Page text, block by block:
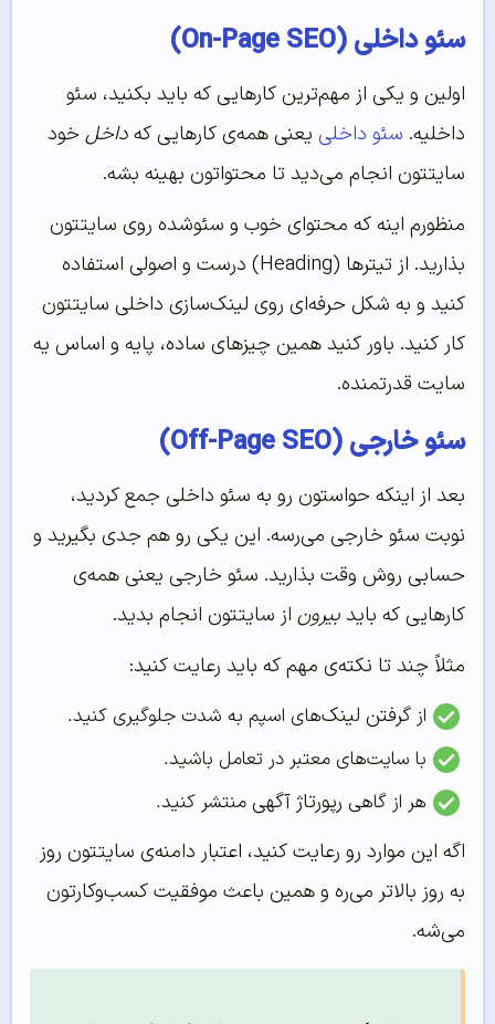
سئو داخلی (On-Page SEO)
اولین و یکی از مهم‌ترین کارهایی که باید بکنید، سئو
داخلیه. سئو داخلی یعنی همه‌ی کارهایی کهداخل خود
سایتتون انجام می‌دید تا محتواتون بهینه بشه.
منظورم اینه که محتوای خوب و سئوشده روی سایتتون
بذارید. از تیترها (Heading) درست و اصولی استفاده
کنید و به شکل حرفه‌ای روی لینک‌سازی داخلی سایتتون
کار کنید. باور کنید همین چیزهای ساده، پایه و اساس یه
سایت قدرتمنده.
سئو خارجی (Off-Page SEO)
بعد از اینکه حواستون رو به سئو داخلی جمع کردید،
نوبت سئو خارجی می‌رسه. این یکی رو هم جدی بگیرید و
حسابی روش وقت بذارید. سئو خارجی یعنی همه‌ی
کارهایی که بایدبیرون از سایتتون انجام بدید.
مثلاً چند تا نکته‌ی مهم که باید رعایت کنید:
ازگرفتن لینک‌های اسپم به شدت جلوگیری کنید.
با سایت‌های معتبر در تعامل باشید.
هر از گاهی رپورتاژ آگهیمنتشر کنید.
اگه این موارد رو رعایت کنید، اعتبار دامنه‌ی سایتتون روز
به روز بالاتر می‌ره و همین باعث موفقیت کسب‌وکارتون
می‌شه.